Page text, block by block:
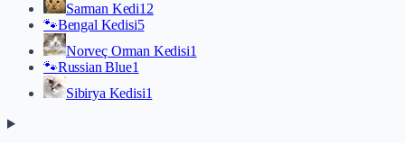
Sarman Kedi12
🐾Bengal Kedisi5
Norveç Orman Kedisi1
🐾Russian Blue1
Sibirya Kedisi1